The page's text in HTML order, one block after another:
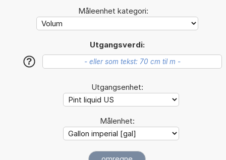
Måleenhet kategori:
Utgangsverdi:
?
Utgangsenhet:
Målenhet: